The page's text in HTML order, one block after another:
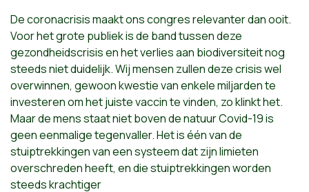
De coronacrisis maakt ons congres relevanter dan ooit.
Voor het grote publiek is de band tussen deze
gezondheidscrisis en het verlies aan biodiversiteit nog
steeds niet duidelijk. Wij mensen zullen deze crisis wel
overwinnen, gewoon kwestie van enkele miljarden te
investeren om het juiste vaccin te vinden, zo klinkt het.
Maar de mens staat niet boven de natuur Covid-19 is
geen eenmalige tegenvaller. Het is één van de
stuiptrekkingen van een systeem dat zijn limieten
overschreden heeft, en die stuiptrekkingen worden
steeds krachtiger